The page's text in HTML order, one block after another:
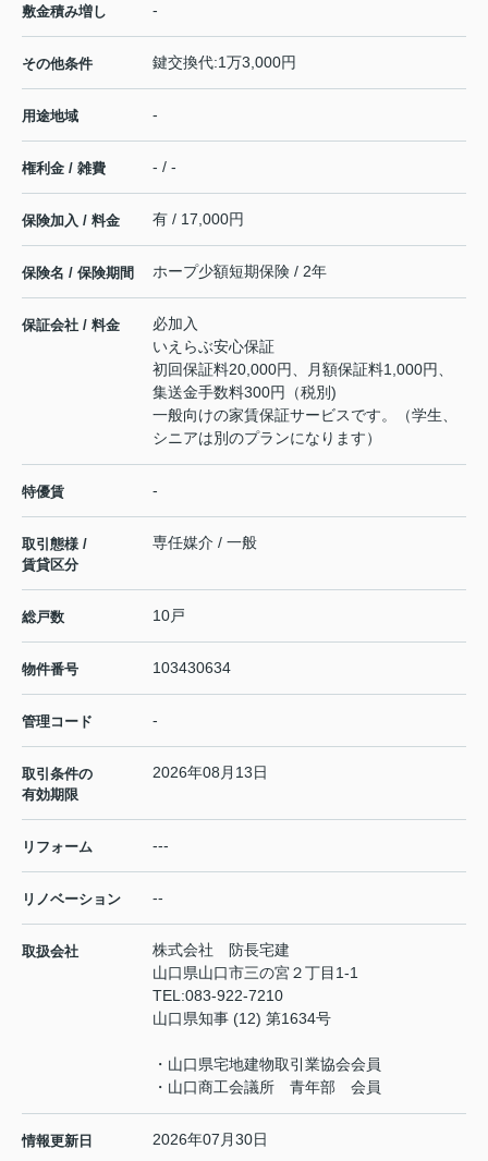
敷金積み増し -
その他条件 鍵交換代:1万3,000円
用途地域 -
権利金 / 雑費 - / -
保険加入 / 料金 有 / 17,000円
保険名 / 保険期間 ホープ少額短期保険 / 2年
保証会社 / 料金
必加入
いえらぶ安心保証
初回保証料20,000円、月額保証料1,000円、
集送金手数料300円（税別)
一般向けの家賃保証サービスです。（学生、
シニアは別のプランになります）
特優賃 -
取引態様 /
賃貸区分
専任媒介 / 一般
総戸数 10戸
物件番号 103430634
管理コード -
取引条件の
有効期限
2026年08月13日
リフォーム ---
リノベーション --
取扱会社
株式会社 防長宅建
山口県山口市三の宮２丁目1-1
TEL:083-922-7210
山口県知事 (12) 第1634号
・山口県宅地建物取引業協会会員
・山口商工会議所 青年部 会員
情報更新日 2026年07月30日